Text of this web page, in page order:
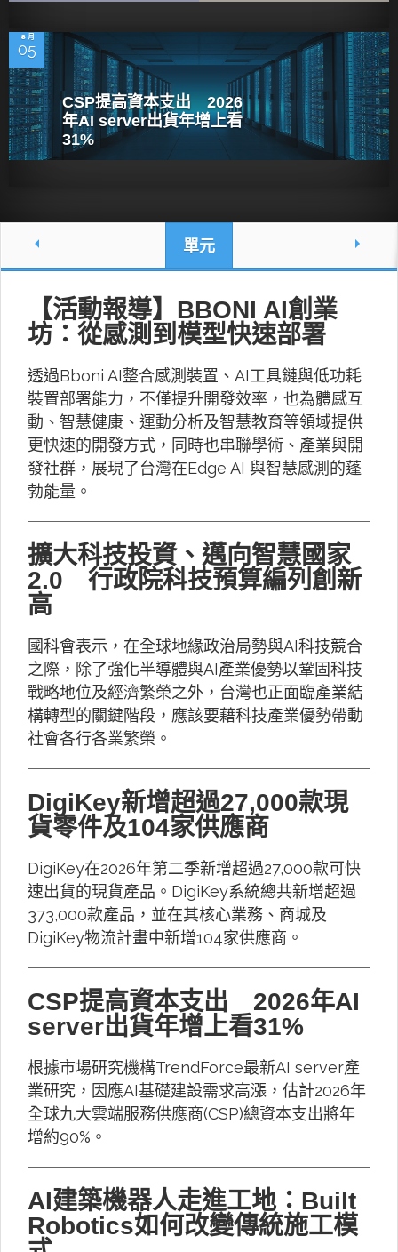
8 月
05
CSP提高資本支出 2026
年AI server出貨年增上看
31%
單元
【活動報導】BBONI AI創業
坊：從感測到模型快速部署
透過Bboni AI整合感測裝置、AI工具鏈與低功耗
裝置部署能力，不僅提升開發效率，也為體感互
動、智慧健康、運動分析及智慧教育等領域提供
更快速的開發方式，同時也串聯學術、產業與開
發社群，展現了台灣在Edge AI 與智慧感測的蓬
勃能量。
擴大科技投資、邁向智慧國家
2.0 行政院科技預算編列創新
高
國科會表示，在全球地緣政治局勢與AI科技競合
之際，除了強化半導體與AI產業優勢以鞏固科技
戰略地位及經濟繁榮之外，台灣也正面臨產業結
構轉型的關鍵階段，應該要藉科技產業優勢帶動
社會各行各業繁榮。
DigiKey新增超過27,000款現
貨零件及104家供應商
DigiKey在2026年第二季新增超過27,000款可快
速出貨的現貨產品。DigiKey系統總共新增超過
373,000款產品，並在其核心業務、商城及
DigiKey物流計畫中新增104家供應商。
CSP提高資本支出 2026年AI
server出貨年增上看31%
根據市場研究機構TrendForce最新AI server產
業研究，因應AI基礎建設需求高漲，估計2026年
全球九大雲端服務供應商(CSP)總資本支出將年
增約90%。
AI建築機器人走進工地：Built
Robotics如何改變傳統施工模